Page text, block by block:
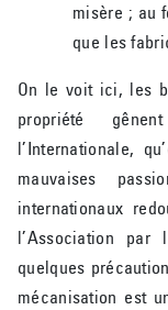
misère ; au
que les
On le voit ici, les
propriété
l’Internationale,
mauvaises
internationaux
l’Association
quelques
mécanisation est